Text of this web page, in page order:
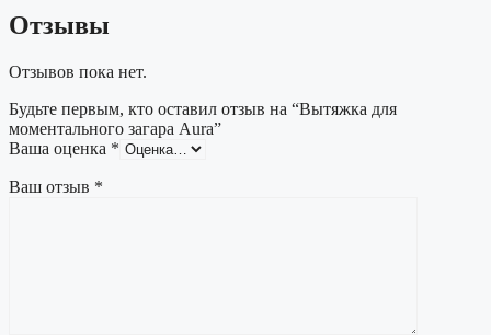
Отзывы
Отзывов пока нет.
Будьте первым, кто оставил отзыв на “Вытяжка для
моментального загара Aura”
Ваша оценка *
Ваш отзыв *